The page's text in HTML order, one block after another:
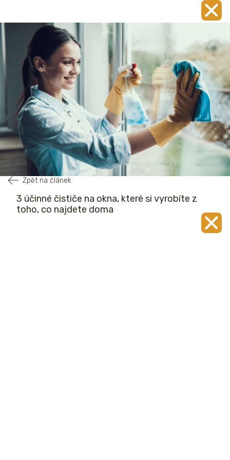
Zpět na článek
3 účinné čističe na okna, které si vyrobíte z
toho, co najdete doma